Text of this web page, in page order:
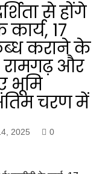
से होंगे
17
कराने के
रामगढ़ और
भूमि
चरण में
2025
0